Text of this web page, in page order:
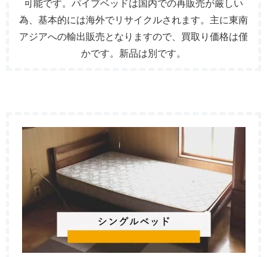
可能です。パイプベッドは国内での再販売が厳しい
為、基本的には海外でリサイクルされます。主に東南
アジアへの輸出販売となりますので、買取り価格は僅
かです。新品は別です。